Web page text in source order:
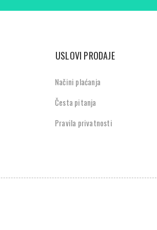
USLOVI PRODAJE
Načini plaćanja
Česta pitanja
Pravila privatnosti